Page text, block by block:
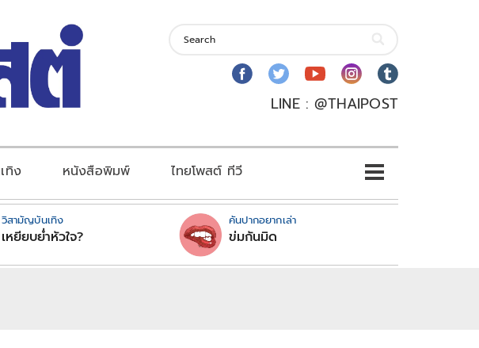
LINE : @THAIPOST
ทิง หนังสือพิมพ์ ไทยโพสต์ ทีวี
วิสามัญบันเทิง
เหยียบย่ำหัวใจ?
คันปากอยากเล่า
ข่มกันมิด